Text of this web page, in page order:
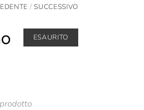
/SUCCESSIVO
ESAURITO